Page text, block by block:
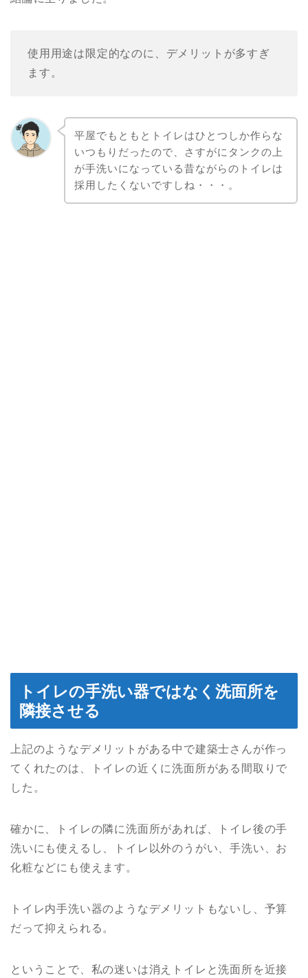
使用用途は限定的なのに、デメリットが多すぎ
ます。
平屋でもともとトイレはひとつしか作らな
いつもりだったので、さすがにタンクの上
が手洗いになっている昔ながらのトイレは
採用したくないですしね・・・。
トイレの手洗い器ではなく洗面所を
隣接させる
上記のようなデメリットがある中で建築士さんが作っ
てくれたのは、トイレの近くに洗面所がある間取りで
した。
確かに、トイレの隣に洗面所があれば、トイレ後の手
洗いにも使えるし、トイレ以外のうがい、手洗い、お
化粧などにも使えます。
トイレ内手洗い器のようなデメリットもないし、予算
だって抑えられる。
ということで、私の迷いは消えトイレと洗面所を近接